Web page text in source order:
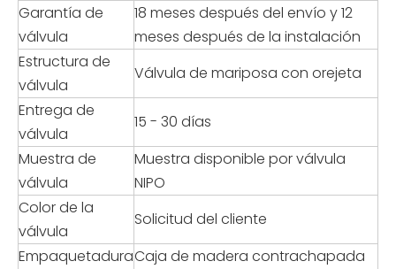
Garantía de
válvula
18 meses después del envío y 12
meses después de la instalación
Estructura de
válvula
Válvula de mariposa con orejeta
Entrega de
válvula
15 - 30 días
Muestra de
válvula
Muestra disponible por válvula
NIPO
Color de la
válvula
Solicitud del cliente
EmpaquetaduraCaja de madera contrachapada